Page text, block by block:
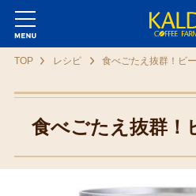
TOP レシピ 食べごたえ抜群！ビ
食べごたえ抜群！